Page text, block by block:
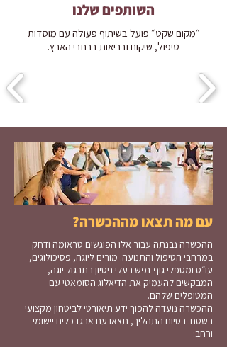
השותפים שלנו
״מקום שקט״ פועל בשיתוף פעולה עם מוסדות
טיפול, שיקום ובריאות ברחבי הארץ.
עם מה תצאו מההכשרה?
ההכשרה נבנתה עבור אלו הפוגשים טראומה ודחק
במרחבי הטיפול והתנועה: מורים ליוגה, פסיכולוגים,
עו״ס ומטפלי גוף-נפש בעלי ניסיון בתרגול יוגה,
המבקשים להעמיק את הדיאלוג הסומאטי עם
המטופלים שלהם.
​ההכשרה נועדה להפוך ידע תיאורטי לביטחון מקצועי
בשטח. בסיום התהליך, תצאו עם ארגז כלים יישומי
ורחב: